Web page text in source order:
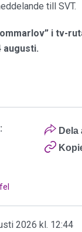
till SVT.
i tv-
augusti.
Dela
2026 kl. 12:44